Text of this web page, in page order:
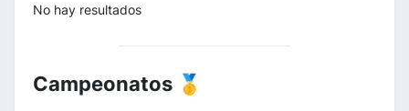
No hay resultados
Campeonatos 🥇